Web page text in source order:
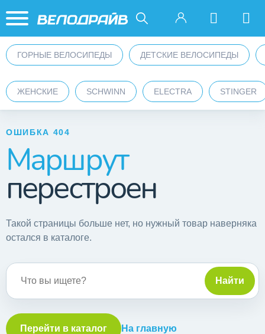
ГОРНЫЕ ВЕЛОСИПЕДЫ ДЕТСКИЕ ВЕЛОСИПЕДЫ
ЖЕНСКИЕ SCHWINN ELECTRA STINGER
ОШИБКА 404
Маршрут
перестроен
Такой страницы больше нет, но нужный товар наверняка
остался в каталоге.
Найти
Перейти в каталог На главную